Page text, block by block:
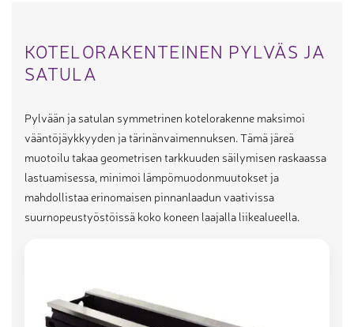
KOTELORAKENTEINEN PYLVÄS JA
SATULA
Pylvään ja satulan symmetrinen kotelorakenne maksimoi
vääntöjäykkyyden ja tärinänvaimennuksen. Tämä järeä
muotoilu takaa geometrisen tarkkuuden säilymisen raskaassa
lastuamisessa, minimoi lämpömuodonmuutokset ja
mahdollistaa erinomaisen pinnanlaadun vaativissa
suurnopeustyöstöissä koko koneen laajalla liikealueella.